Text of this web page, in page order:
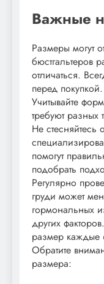
Важные
Размеры могут
бюстгальтеров
отличаться.
перед покупкой.
Учитывайте
требуют разных
Не стесняйтесь
помогут
подобрать
Регулярно
груди может
гормональных
других
размер каждые
Обратите
размера: